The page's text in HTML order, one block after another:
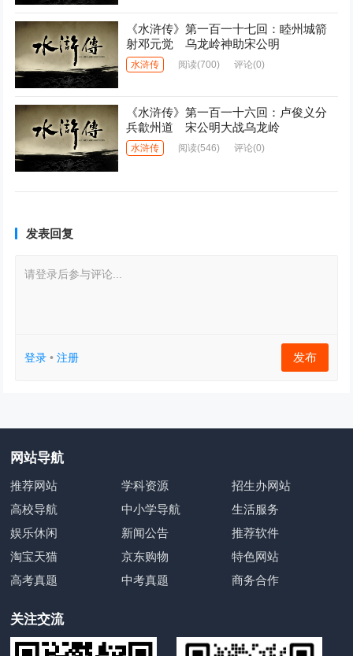
《水浒传》第一百一十七回：睦州城箭
射邓元觉 乌龙岭神助宋公明
水浒传 阅读(700) 评论(0)
《水浒传》第一百一十六回：卢俊义分
兵歙州道 宋公明大战乌龙岭
水浒传 阅读(546) 评论(0)
发表回复
请登录后参与评论...
登录 •注册 发布
网站导航
推荐网站 学科资源
招生办网站
高校导航
中小学导航
生活服务
娱乐休闲
新闻公告
推荐软件
淘宝天猫
京东购物
特色网站
高考真题
中考真题 商务合作
关注交流